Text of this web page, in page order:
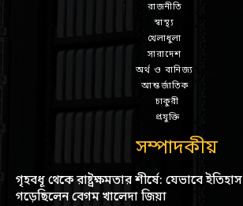
রাজনীতি
স্বাস্থ্য
খেলাধুলা
সারাদেশ
অর্থ ও বানিজ্য
আন্তর্জাতিক
চাকুরী
প্রযুক্তি
সম্পাদকীয়
গৃহবধূ থেকে রাষ্ট্রক্ষমতার শীর্ষে: যেভাবে ইতিহাস
গড়েছিলেন বেগম খালেদা জিয়া